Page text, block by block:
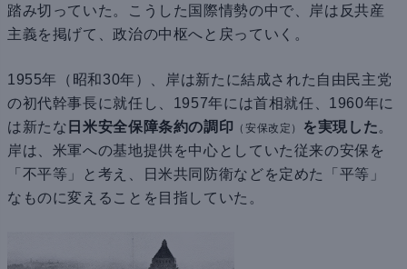
踏み切っていた。こうした国際情勢の中で、岸は反共産
主義を掲げて、政治の中枢へと戻っていく。
1955年（昭和30年）、岸は新たに結成された自由民主党
の初代幹事長に就任し、1957年には首相就任、1960年に
は新たな 日米安全保障条約の調印 （安保改定） を実現した。
岸は、米軍への基地提供を中心としていた従来の安保を
「不平等」と考え、日米共同防衛などを定めた「平等」
なものに変えることを目指していた。